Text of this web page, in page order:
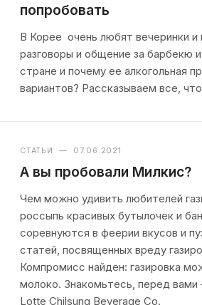
попробовать
В Корее очень любят вечеринки
разговоры и общение за барбекю
стране и почему ее алкогольная
вариантов? Рассказываем все,
СТАТЬИ — 07.06.2021
А вы пробовали Милкис?
Чем можно удивить любителей
россыпь красивых бутылочек и
соревнуются в феерии вкусов и
статей, посвященных вреду
Компромисс найден: газировка
молоко. Знакомьтесь, перед вами
Lotte Chilsung Beverage Co.